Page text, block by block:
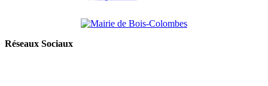
Réseaux Sociaux